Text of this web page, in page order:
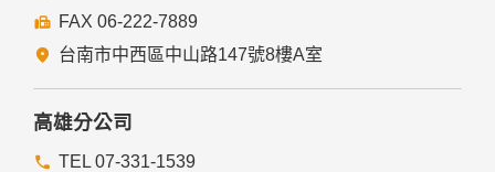
FAX 06-222-7889
台南市中西區中山路147號8樓A室
高雄分公司
TEL 07-331-1539